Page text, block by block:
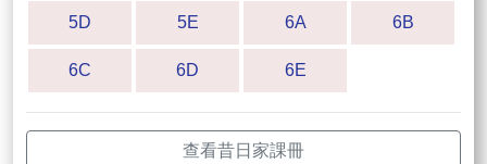
5D 5E 6A 6B
6C 6D 6E
查看昔日家課冊